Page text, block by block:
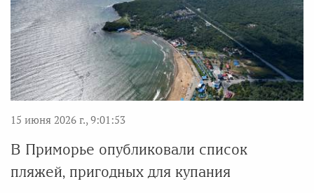
15 июня 2026 г., 9:01:53
В Приморье опубликовали список
пляжей, пригодных для купания